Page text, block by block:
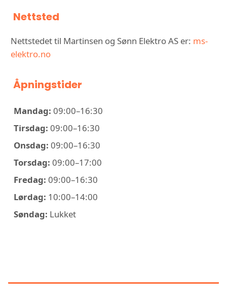
Nettsted
Nettstedet til Martinsen og Sønn Elektro AS er: ms-
elektro.no
Åpningstider
Mandag: 09:00–16:30
Tirsdag: 09:00–16:30
Onsdag: 09:00–16:30
Torsdag: 09:00–17:00
Fredag: 09:00–16:30
Lørdag: 10:00–14:00
Søndag: Lukket